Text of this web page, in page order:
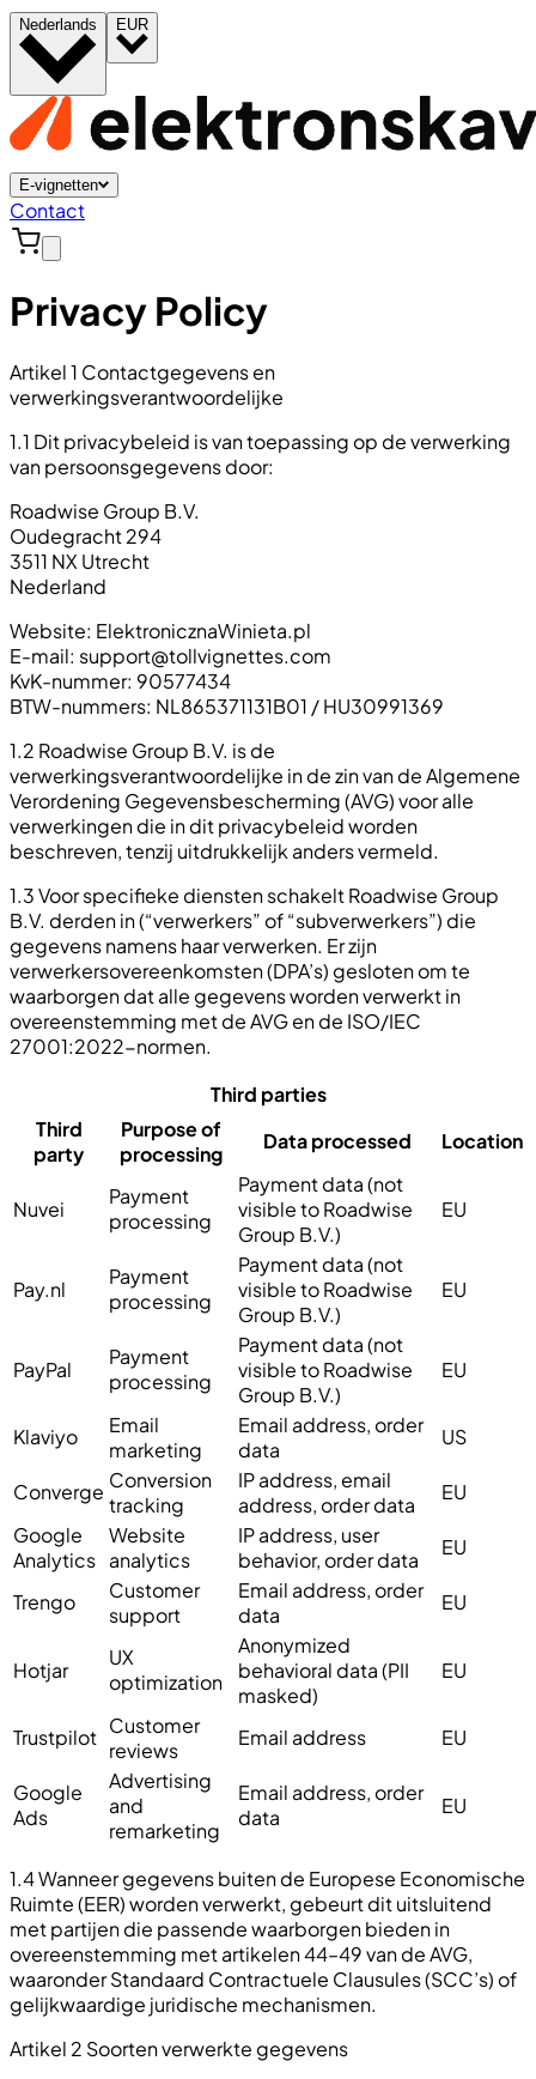
Nederlands EUR
E-vignetten
Contact
Privacy Policy
Artikel 1 Contactgegevens en
verwerkingsverantwoordelijke
1.1 Dit privacybeleid is van toepassing op de verwerking
van persoonsgegevens door:
Roadwise Group B.V.
Oudegracht 294
3511 NX Utrecht
Nederland
Website: ElektronicznaWinieta.pl
E-mail: support@tollvignettes.com
KvK-nummer: 90577434
BTW-nummers: NL865371131B01 / HU30991369
1.2 Roadwise Group B.V. is de
verwerkingsverantwoordelijke in de zin van de Algemene
Verordening Gegevensbescherming (AVG) voor alle
verwerkingen die in dit privacybeleid worden
beschreven, tenzij uitdrukkelijk anders vermeld.
1.3 Voor specifieke diensten schakelt Roadwise Group
B.V. derden in (“verwerkers” of “subverwerkers”) die
gegevens namens haar verwerken. Er zijn
verwerkersovereenkomsten (DPA’s) gesloten om te
waarborgen dat alle gegevens worden verwerkt in
overeenstemming met de AVG en de ISO/IEC
27001:2022-normen.
Third parties
Third
party
Purpose of
processing
Data processed Location
Nuvei
Payment
processing
Payment data (not
visible to Roadwise
Group B.V.)
EU
Pay.nl
Payment
processing
Payment data (not
visible to Roadwise
Group B.V.)
EU
PayPal
Payment
processing
Payment data (not
visible to Roadwise
Group B.V.)
EU
Klaviyo
Email
marketing
Email address, order
data
US
Converge Conversion
tracking
IP address, email
address, order data
EU
Google
Analytics
Website
analytics
IP address, user
behavior, order data
EU
Trengo
Customer
support
Email address, order
data
EU
Hotjar
UX
optimization
Anonymized
behavioral data (PII
masked)
EU
Trustpilot Customer
reviews
Email address EU
Google
Ads
Advertising
and
remarketing
Email address, order
data
EU
1.4 Wanneer gegevens buiten de Europese Economische
Ruimte (EER) worden verwerkt, gebeurt dit uitsluitend
met partijen die passende waarborgen bieden in
overeenstemming met artikelen 44–49 van de AVG,
waaronder Standaard Contractuele Clausules (SCC’s) of
gelijkwaardige juridische mechanismen.
Artikel 2 Soorten verwerkte gegevens